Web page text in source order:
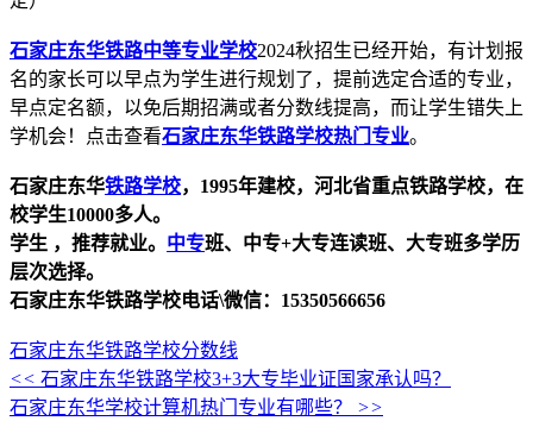
石家庄东华铁路中等专业学校2024秋招生已经开始，有计划报
名的家长可以早点为学生进行规划了，提前选定合适的专业，
早点定名额，以免后期招满或者分数线提高，而让学生错失上
学机会！点击查看石家庄东华铁路学校热门专业。
石家庄东华铁路学校，1995年建校，河北省重点铁路学校，在
校学生10000多人。
学生 ，推荐就业。 中专班、中专+大专连读班、大专班多学历
层次选择。
石家庄东华铁路学校电话\微信：15350566656
石家庄东华铁路学校分数线
<< 石家庄东华铁路学校3+3大专毕业证国家承认吗？
石家庄东华学校计算机热门专业有哪些？ >>